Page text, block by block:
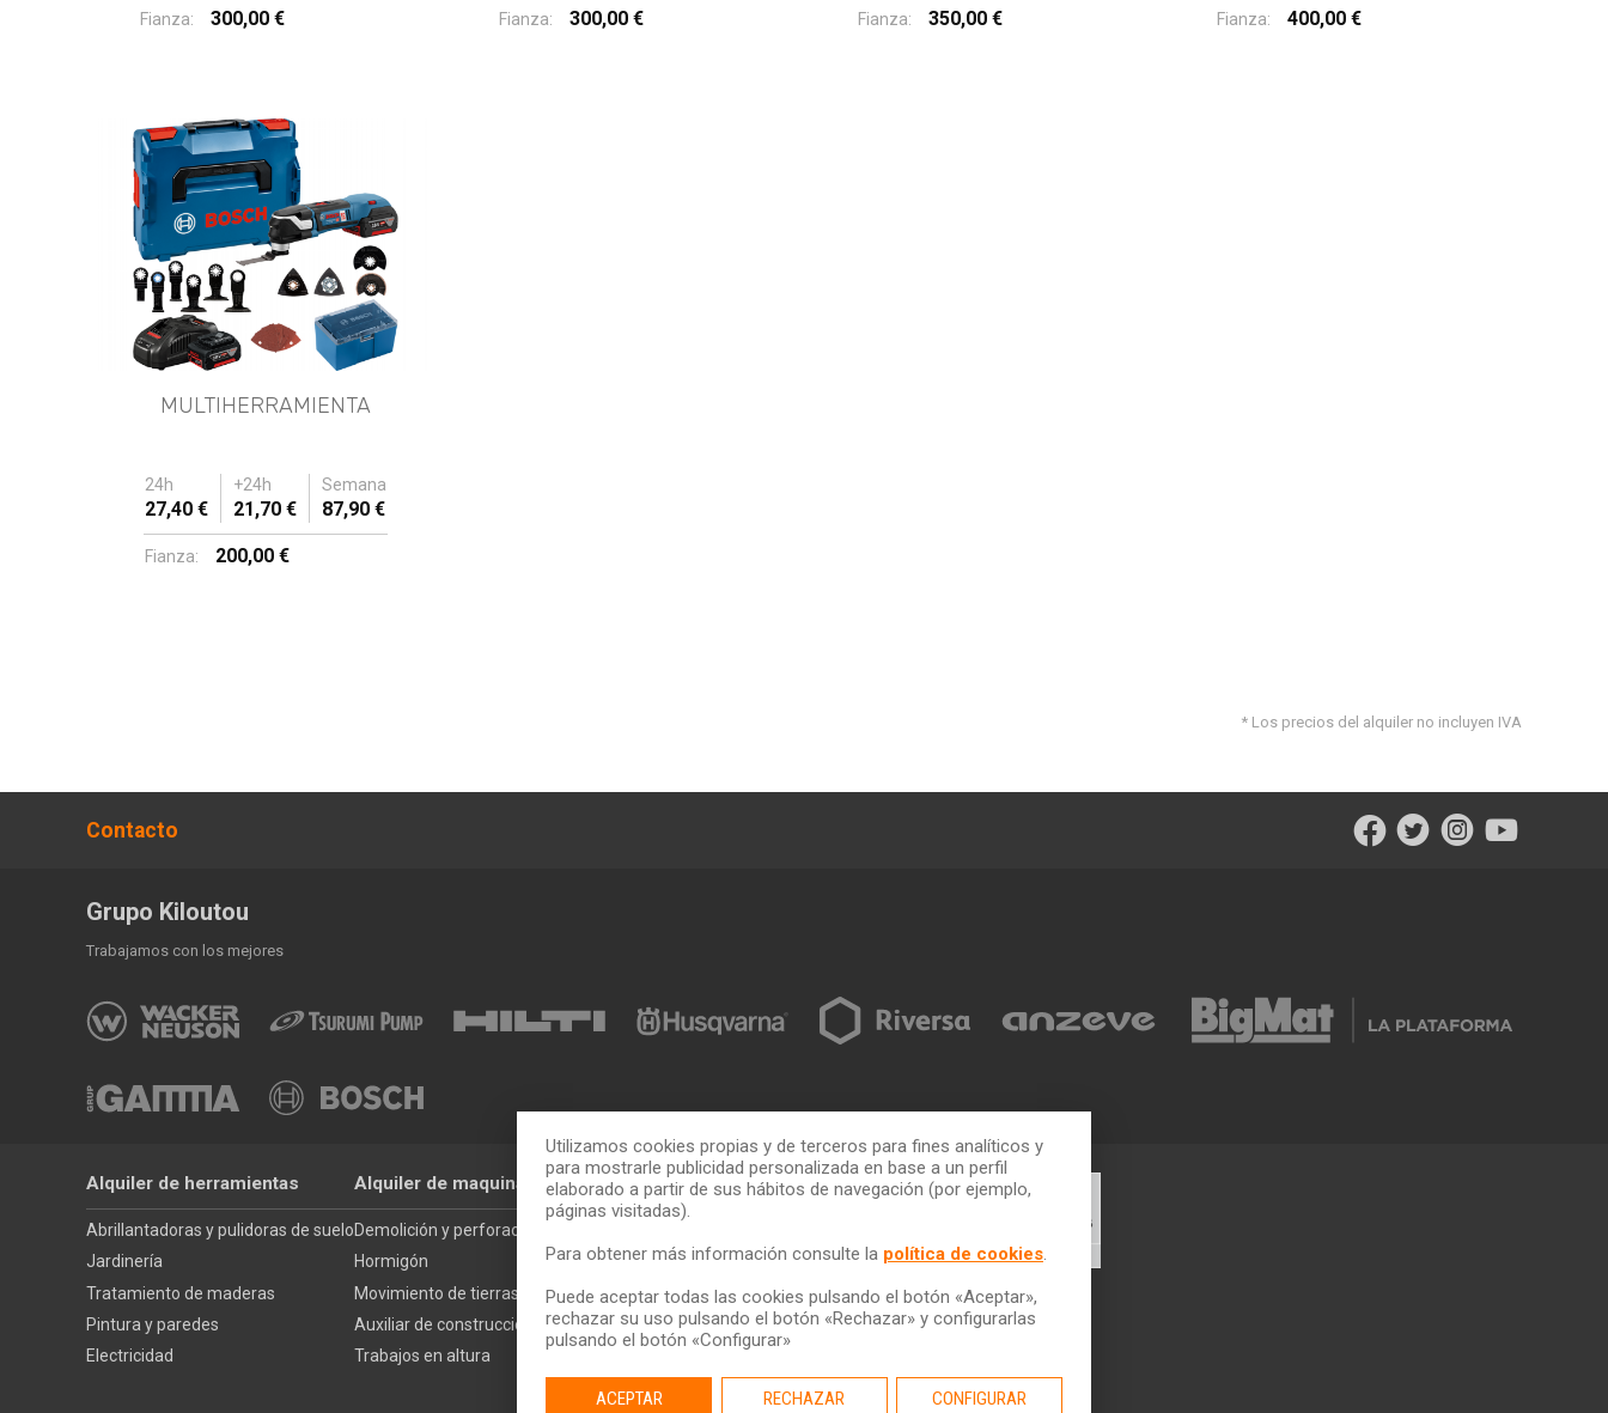
Fianza: 300,00 € Fianza: 300,00 € Fianza: 350,00 € Fianza: 400,00 €
MULTIHERRAMIENTA
24h +24h Semana
27,40 € 21,70 € 87,90 €
Fianza: 200,00 €
* Los precios del alquiler no incluyen IVA
Contacto
Grupo Kiloutou
Trabajamos con los mejores
Alquiler de herramientas
Abrillantadoras y pulidoras de suelo
Jardinería
Tratamiento de maderas
Pintura y paredes
Electricidad
Alquiler de maquinaria
Demolición y perforación
Hormigón
Movimiento de tierras
Auxiliar de construcción
Trabajos en altura
Cómo alquilar
Consejos
Servicio de transporte
Descarga nuestro catálogo
ToolQuick
Tiendas
Trabaja con nosotros
Ética y Cumplimiento
Utilizamos cookies propias y de terceros para fines analíticos y
para mostrarle publicidad personalizada en base a un perfil
elaborado a partir de sus hábitos de navegación (por ejemplo,
páginas visitadas).
Para obtener más información consulte la política de cookies.
Puede aceptar todas las cookies pulsando el botón «Aceptar»,
rechazar su uso pulsando el botón «Rechazar» y configurarlas
pulsando el botón «Configurar»
ACEPTAR RECHAZAR CONFIGURAR